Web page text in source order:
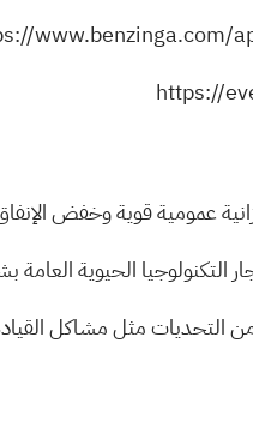
www.benzinga.com/
https://
عمومية قوية وخفض
التكنولوجيا الحيوية
من التحديات مثل مشاكل